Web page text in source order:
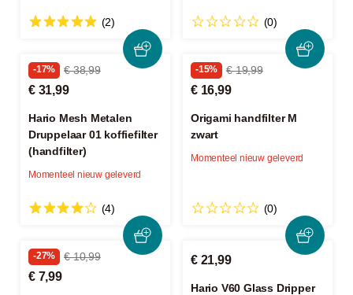
(2) (0)
-17% € 38,99
€ 31,99
Hario Mesh Metalen
Druppelaar 01 koffiefilter
(handfilter)
(4)
Momenteel nieuw geleverd
-15% € 19,99
€ 16,99
Origami handfilter M
zwart
(0)
Momenteel nieuw geleverd
-27% € 10,99
€ 7,99
€ 21,99
Hario V60 Glass Dripper